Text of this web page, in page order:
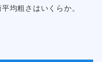
均粗さはいくらか。